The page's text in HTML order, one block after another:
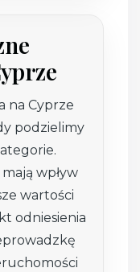
na Cyprze
podzielimy
wpływ
wartości
odniesienia